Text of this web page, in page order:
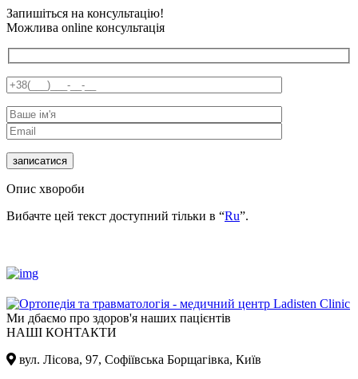
Запишіться на консультацію!
Можлива online консультація
Опис хвороби
Вибачте цей текст доступний тільки в “Ru”.
Ми дбаємо про здоров'я наших пацієнтів
НАШІ КОНТАКТИ
вул. Лісова, 97, Cофіївська Борщагівка, Київ